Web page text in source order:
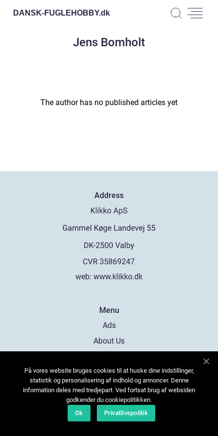
DANSK-FUGLEHOBBY.dk
Jens Bomholt
The author has no published articles yet
Address
web: www.klikko.dk
Menu
Ads
About Us
Contact
Sitemap
På vores website bruges cookies til at huske dine indstillinger,
statistik og personalisering af indhold og annoncer. Denne
information deles med tredjepart. Ved fortsat brug af websiden
godkender du cookiepolitikken.
Ok
Privatlivspolitik